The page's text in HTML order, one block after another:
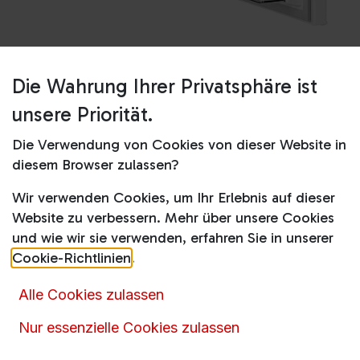
RTS811DXAW
RTS811DXAW
Produktdatenblatt
327,00 € inkl. MwSt.519,00€
Online nicht vorrätig
Die Wahrung Ihrer Privatsphäre ist
unsere Priorität.
Die Verwendung von Cookies von dieser Website in
diesem Browser zulassen?
Wir verwenden Cookies, um Ihr Erlebnis auf dieser
Website zu verbessern. Mehr über unsere Cookies
und wie wir sie verwenden, erfahren Sie in unserer
Cookie-Richtlinien.
Alle Cookies zulassen
Nur essenzielle Cookies zulassen